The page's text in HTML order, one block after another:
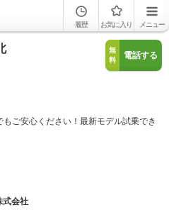
履歴 お気に入り メニュー
無
料
電話する
ご安心ください！最新モデル試乗でき
式会社